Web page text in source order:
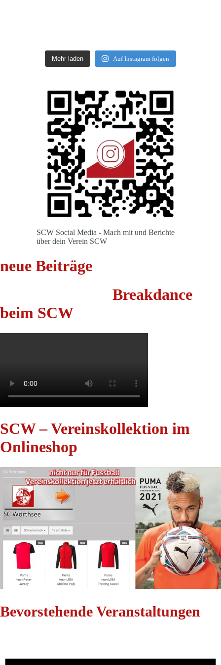
Mehr laden Auf Instagram folgen
SCW Social Media - Mach mit und Berichte
über dein Verein SCW
neue Beiträge
Breakdance
beim SCW
SCW – Vereinskollektion im
Onlineshop
Bevorstehende Veranstaltungen